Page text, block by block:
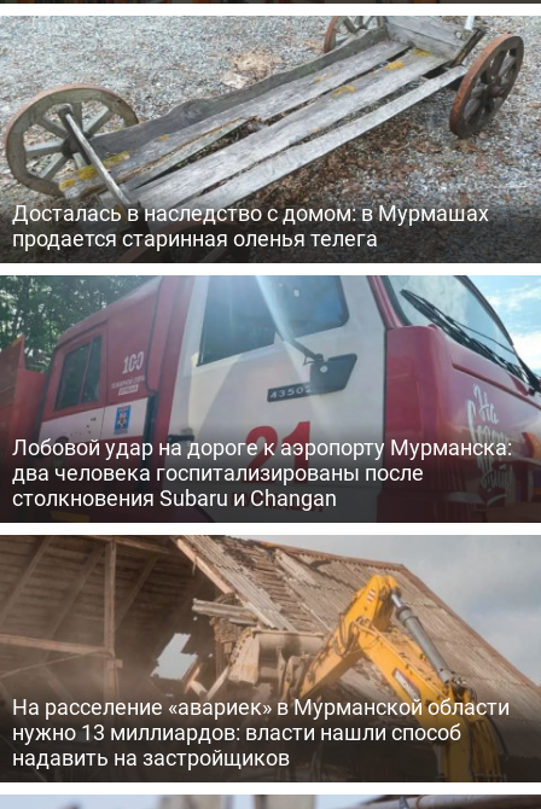
Досталась в наследство с домом: в Мурмашах
продается старинная оленья телега
Лобовой удар на дороге к аэропорту Мурманска:
два человека госпитализированы после
столкновения Subaru и Changan
На расселение «авариек» в Мурманской области
нужно 13 миллиардов: власти нашли способ
надавить на застройщиков